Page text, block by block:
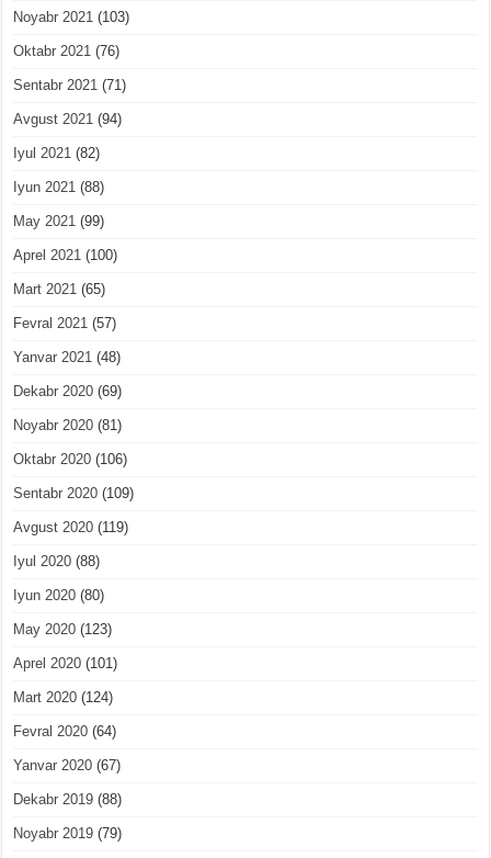
Noyabr 2021 (103)
Oktabr 2021 (76)
Sentabr 2021 (71)
Avgust 2021 (94)
Iyul 2021 (82)
Iyun 2021 (88)
May 2021 (99)
Aprel 2021 (100)
Mart 2021 (65)
Fevral 2021 (57)
Yanvar 2021 (48)
Dekabr 2020 (69)
Noyabr 2020 (81)
Oktabr 2020 (106)
Sentabr 2020 (109)
Avgust 2020 (119)
Iyul 2020 (88)
Iyun 2020 (80)
May 2020 (123)
Aprel 2020 (101)
Mart 2020 (124)
Fevral 2020 (64)
Yanvar 2020 (67)
Dekabr 2019 (88)
Noyabr 2019 (79)